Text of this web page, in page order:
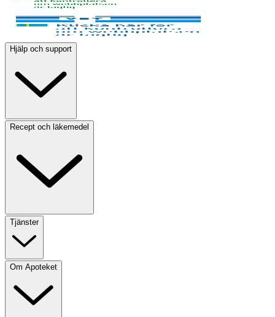
Hjälp och support
Recept och läkemedel
Tjänster
Om Apoteket